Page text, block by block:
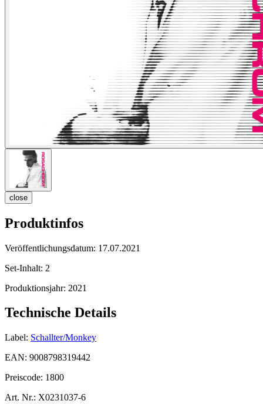
close
Produktinfos
Veröffentlichungsdatum: 17.07.2021
Set-Inhalt: 2
Produktionsjahr: 2021
Technische Details
Label: Schallter/Monkey
EAN: 9008798319442
Preiscode: 1800
Art. Nr.: X0231037-6